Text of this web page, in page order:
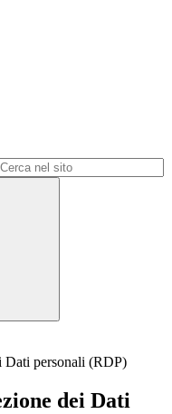
Dati personali (RDP)
dei Dati